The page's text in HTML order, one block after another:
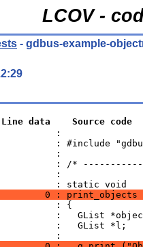
LCOV -
- gdbus-example-
data    Source code
:
: #include
:
: /*
:
: static void
0 : print_objects
: {
:   GList
:   GList *l;
: